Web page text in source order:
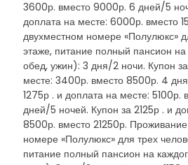
3600р. вместо 9000р. 6 дней/5
доплата на месте: 6000р. вместо
двухместном номере «Полулюкс»
этаже, питание полный пансион на
обед, ужин): 3 дня/2 ночи. Купон
месте: 3400р. вместо 8500р. 4
1275р . и доплата на месте: 5100р.
дней/5 ночей. Купон за 2125р . и
8500р. вместо 21250р.
номере «Полулюкс» для трех
питание полный пансион на